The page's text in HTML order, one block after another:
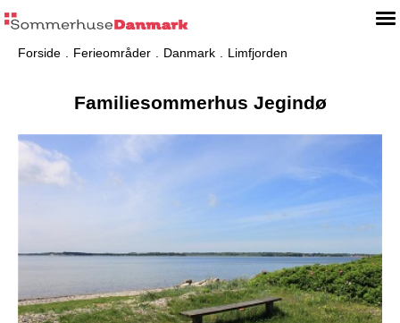
Forside Ferieområder Danmark Limfjorden
Familiesommerhus Jegindø